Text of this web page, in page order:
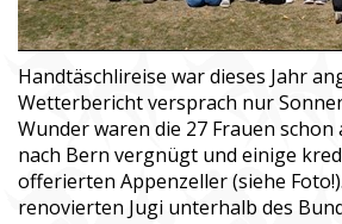
Handtäschlireise war dieses Jahr
Wetterbericht versprach nur
Wunder waren die 27 Frauen
nach Bern vergnügt und einige
offerierten Appenzeller (siehe
renovierten Jugi unterhalb des